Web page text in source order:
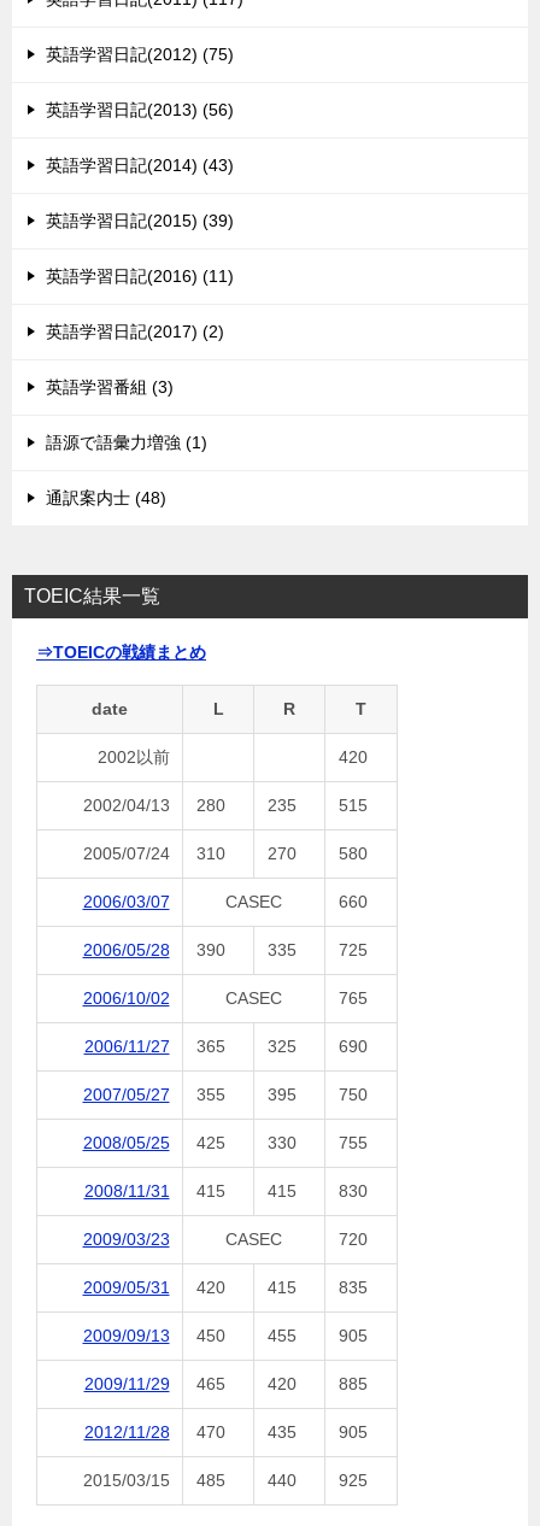
英語学習日記(2012) (75)
英語学習日記(2013) (56)
英語学習日記(2014) (43)
英語学習日記(2015) (39)
英語学習日記(2016) (11)
英語学習日記(2017) (2)
英語学習番組 (3)
語源で語彙力増強 (1)
通訳案内士 (48)
TOEIC結果一覧
⇒TOEICの戦績まとめ
date L R T
2002以前 420
2002/04/13 280 235 515
2005/07/24 310 270 580
2006/03/07 CASEC 660
2006/05/28 390 335 725
2006/10/02 CASEC 765
2006/11/27 365 325 690
2007/05/27 355 395 750
2008/05/25 425 330 755
2008/11/31 415 415 830
2009/03/23 CASEC 720
2009/05/31 420 415 835
2009/09/13 450 455 905
2009/11/29 465 420 885
2012/11/28 470 435 905
2015/03/15 485 440 925